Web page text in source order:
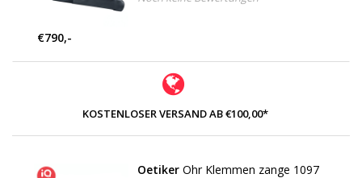
€790,-
KOSTENLOSER VERSAND AB €100,00*
Oetiker Ohr Klemmen zange 1097